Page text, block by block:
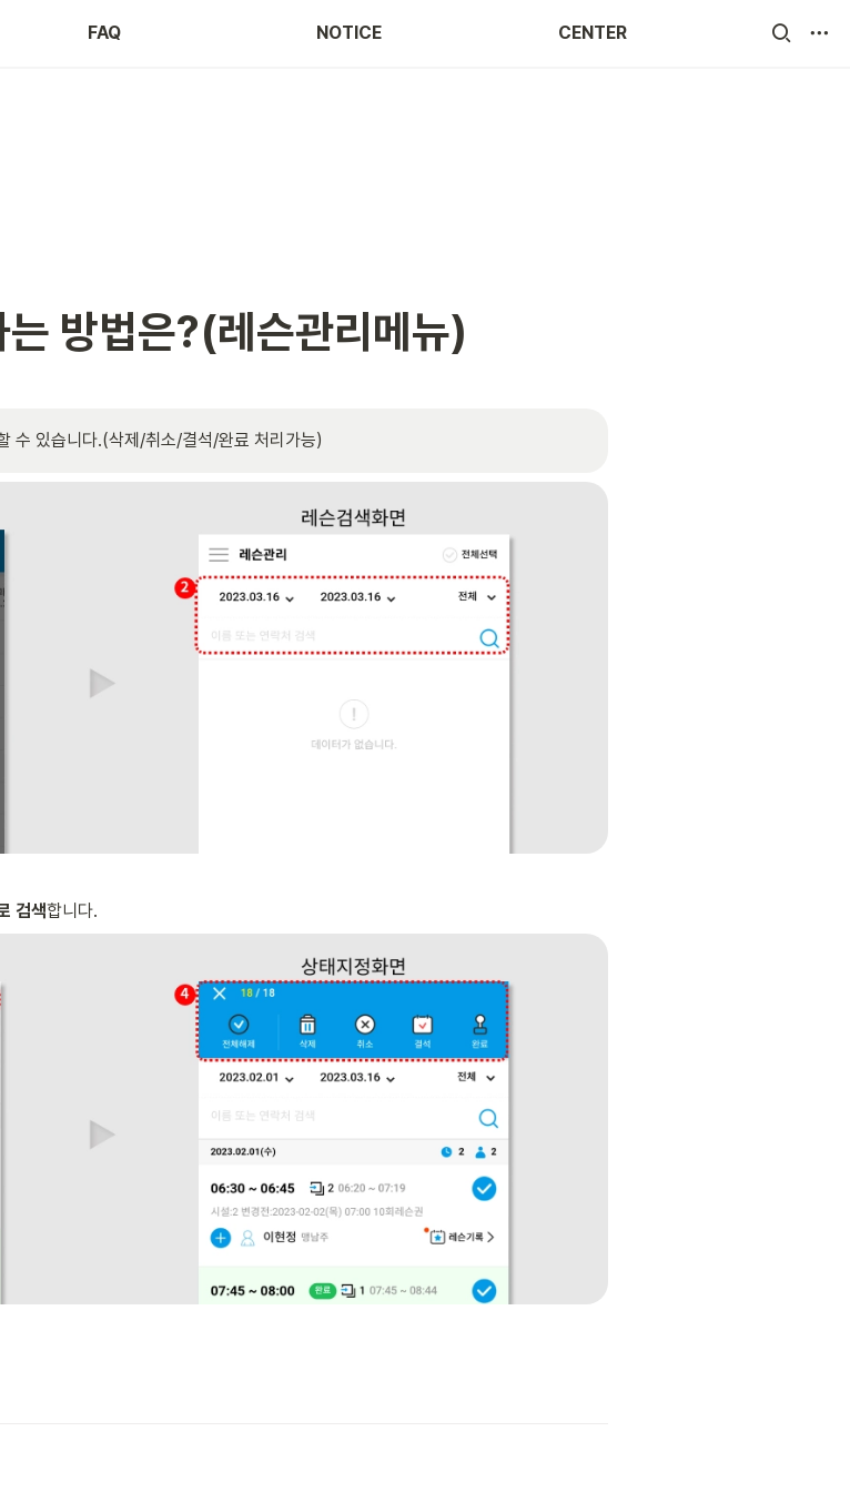
FAQ NOTICE CENTER
방법은?(레슨관리메뉴)
수 있습니다.(삭제/취소/결석/완료 처리가능)
검색합니다.